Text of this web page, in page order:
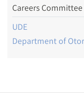
Careers
UDE
Department of